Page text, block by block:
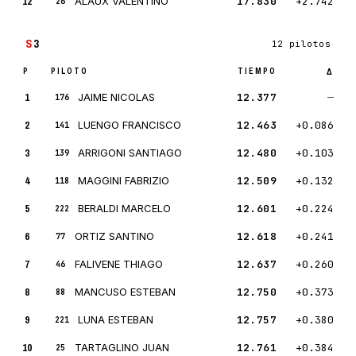
S3 12 pilotos
P PILOTO TIEMPO Δ
1 176 JAIME NICOLAS 12.377 —
2 141 LUENGO FRANCISCO 12.463 +0.086
3 139 ARRIGONI SANTIAGO 12.480 +0.103
4 118 MAGGINI FABRIZIO 12.509 +0.132
5 222 BERALDI MARCELO 12.601 +0.224
6 77 ORTIZ SANTINO 12.618 +0.241
7 46 FALIVENE THIAGO 12.637 +0.260
8 88 MANCUSO ESTEBAN 12.750 +0.373
9 221 LUNA ESTEBAN 12.757 +0.380
10 25 TARTAGLINO JUAN 12.761 +0.384